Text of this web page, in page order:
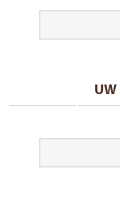
UW